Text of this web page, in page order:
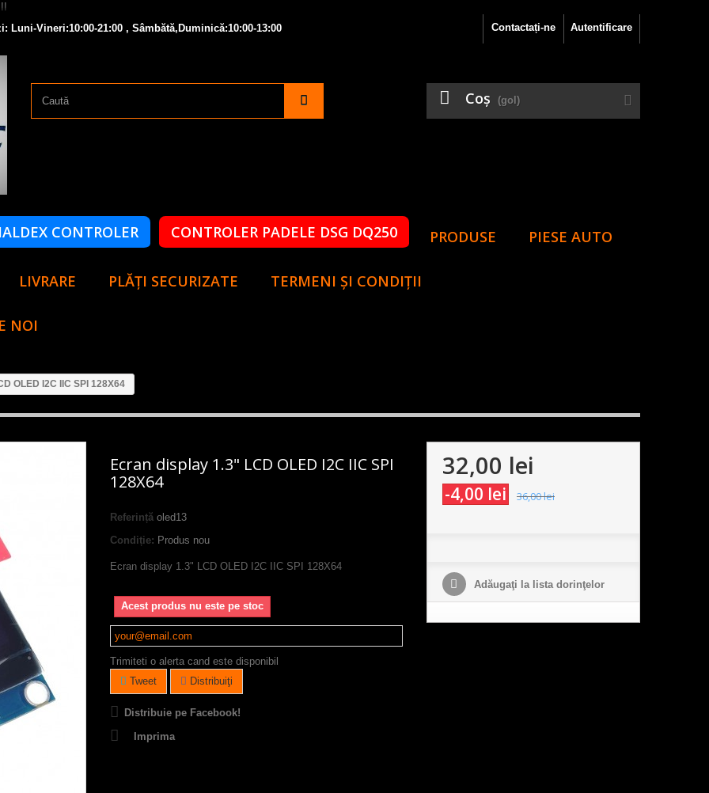
Autentificare
Contactați-ne
Luni-Vineri:10:00-21:00 , Sâmbătă,Duminică:10:00-13:00
Coş (gol)
CONTROLER CONTROLER PADELE DSG DQ250 PRODUSE PIESE AUTO
LIVRARE PLĂȚI SECURIZATE TERMENI ȘI CONDIȚII
NOI
OLED I2C IIC SPI 128X64
Ecran display 1.3" LCD OLED I2C IIC SPI
128X64
Referință oled13
Condiție: Produs nou
Ecran display 1.3" LCD OLED I2C IIC SPI 128X64
Acest produs nu este pe stoc
Trimiteti o alerta cand este disponibil
Tweet
Distribuiţi
Distribuie pe Facebook!
Imprima
32,00 lei
-4,00 lei 36,00 lei
Adăugaţi la lista dorinţelor